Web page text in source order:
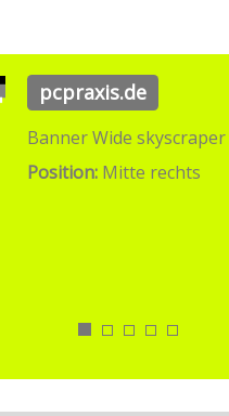
pcpraxis.de
Banner Wide skyscraper
Position: Mitte rechts